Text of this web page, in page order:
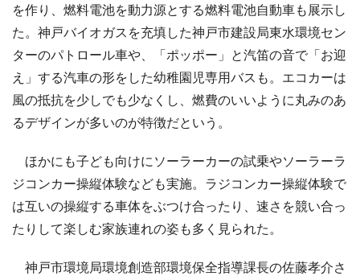
を作り、燃料電池を動力源とする燃料電池自動車も展示し
た。神戸バイオガスを充填した神戸市建設局東水環境セン
ターのパトロール車や、「ポッポー」と汽笛の音で「お迎
え」する汽車の形をした幼稚園児専用バスも。エコカーは
風の抵抗を少しでも少なくし、燃費のいいように丸みのあ
るデザインが多いのが特徴だという。
ほかにも子ども向けにソーラーカーの試乗やソーラーラ
ジコンカー操縦体験なども実施。ラジコンカー操縦体験で
は互いの操縦する車体をぶつけ合ったり、速さを競い合っ
たりして楽しむ家族連れの姿も多く見られた。
神戸市環境局環境創造部環境保全指導課長の佐藤孝介さ